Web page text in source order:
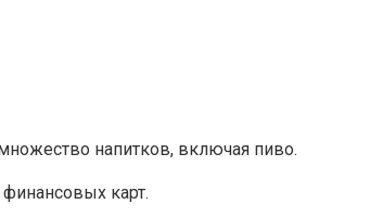
напитков, включая пиво.
карт.